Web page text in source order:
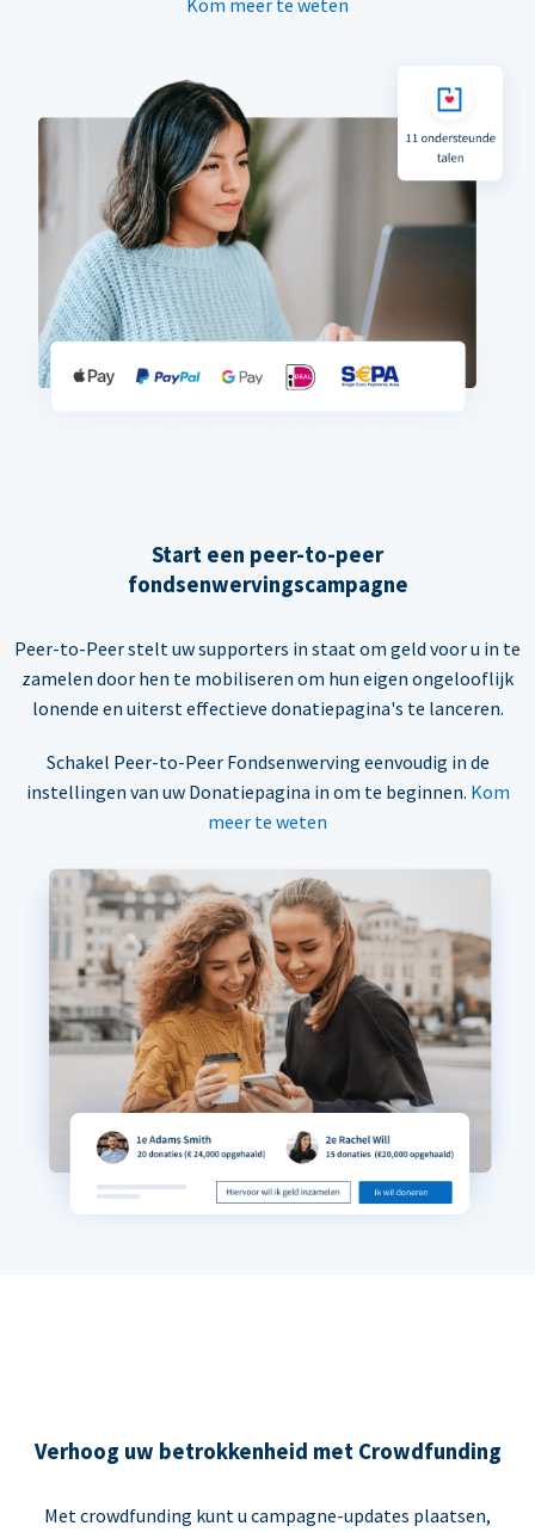
Kom meer te weten
Start een peer-to-peer
fondsenwervingscampagne
Peer-to-Peer stelt uw supporters in staat om geld voor u in te
zamelen door hen te mobiliseren om hun eigen ongelooflijk
lonende en uiterst effectieve donatiepagina's te lanceren.
Schakel Peer-to-Peer Fondsenwerving eenvoudig in de
instellingen van uw Donatiepagina in om te beginnen. Kom
meer te weten
Verhoog uw betrokkenheid met Crowdfunding
Met crowdfunding kunt u campagne-updates plaatsen,